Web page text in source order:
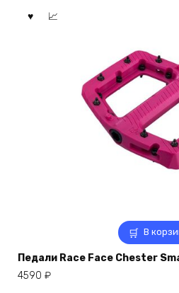
В
Педали Race Face Chester
4590 ₽